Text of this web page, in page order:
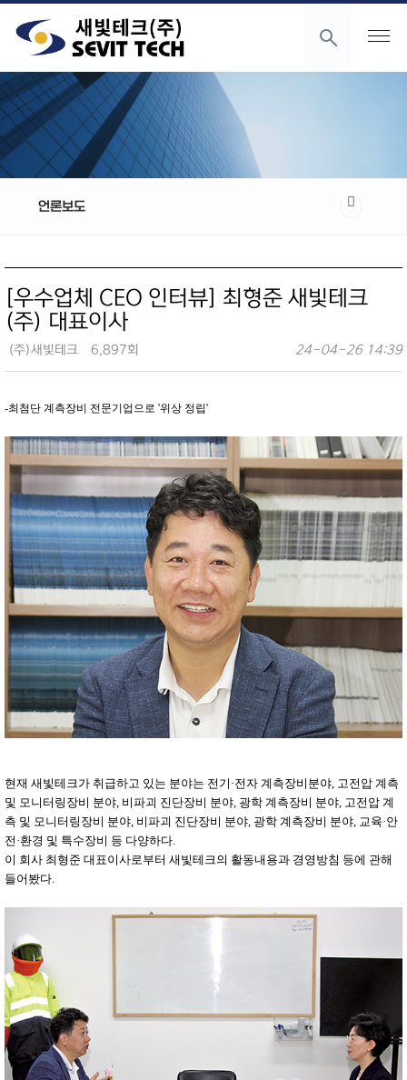
언론보도
[우수업체 CEO 인터뷰] 최형준 새빛테크
(주) 대표이사
(주)새빛테크 6,897회 24-04-26 14:39
-최첨단 계측장비 전문기업으로 '위상 정립'
현재 새빛테크가 취급하고 있는 분야는 전기·전자 계측장비분야, 고전압 계측
및 모니터링장비 분야, 비파괴 진단장비 분야, 광학 계측장비 분야, 고전압 계
측 및 모니터링장비 분야, 비파괴 진단장비 분야, 광학 계측장비 분야, 교육·안
전·환경 및 특수장비 등 다양하다.
이 회사 최형준 대표이사로부터 새빛테크의 활동내용과 경영방침 등에 관해
들어봤다.